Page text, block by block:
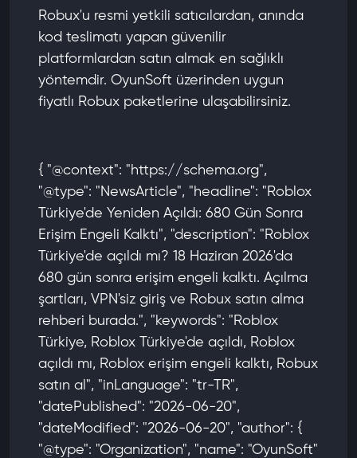
Robux'u resmi yetkili satıcılardan, anında
kod teslimatı yapan güvenilir
platformlardan satın almak en sağlıklı
yöntemdir. OyunSoft üzerinden uygun
fiyatlı Robux paketlerine ulaşabilirsiniz.
{ "@context": "https://schema.org",
"@type": "NewsArticle", "headline": "Roblox
Türkiye'de Yeniden Açıldı: 680 Gün Sonra
Erişim Engeli Kalktı", "description": "Roblox
Türkiye'de açıldı mı? 18 Haziran 2026'da
680 gün sonra erişim engeli kalktı. Açılma
şartları, VPN'siz giriş ve Robux satın alma
rehberi burada.", "keywords": "Roblox
Türkiye, Roblox Türkiye'de açıldı, Roblox
açıldı mı, Roblox erişim engeli kalktı, Robux
satın al", "inLanguage": "tr-TR",
"datePublished": "2026-06-20",
"dateModified": "2026-06-20", "author": {
"@type": "Organization", "name": "OyunSoft"